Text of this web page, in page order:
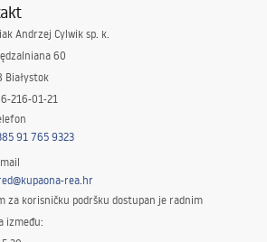
Andrzej Cylwik sp. k.
60
Białystok
216-01-21
91 765 9323
rea.hr
za korisničku podršku dostupan je radnim
između: